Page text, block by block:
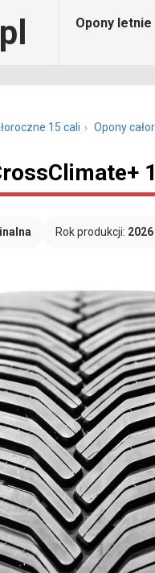
Opony letnie
15 cali Opony
Rok produkcji: 2026